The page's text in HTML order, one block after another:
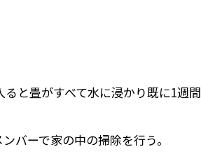
と畳がすべて水に浸かり既に1週間
バーで家の中の掃除を行う。